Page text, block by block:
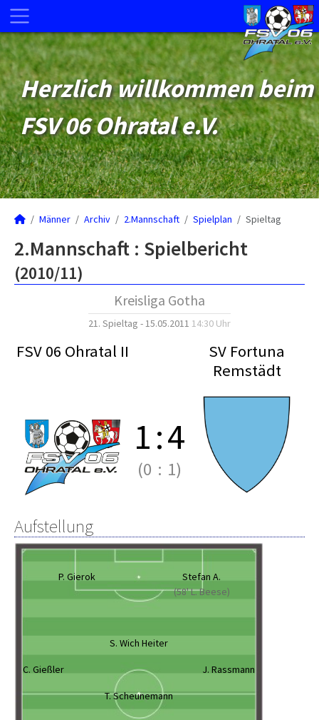
Herzlich willkommen beim
FSV 06 Ohratal e.V.
Männer Archiv 2.Mannschaft Spielplan Spieltag
2.Mannschaft : Spielbericht
(2010/11)
Kreisliga Gotha
21. Spieltag - 15.05.2011 14:30 Uhr
FSV 06 Ohratal II
SV Fortuna
Remstädt
1:4
(0 : 1)
Aufstellung
P. Gierok
Stefan A.
(58' L. Beese)
S. Wich Heiter
C. Gießler J. Rassmann
T. Scheunemann